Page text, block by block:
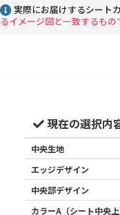
実際にお届けするシート
るイメージ図と一致するも
現在の選択内
中央生地
エッジデザイン
中央部デザイン
カラーA（シート中央上